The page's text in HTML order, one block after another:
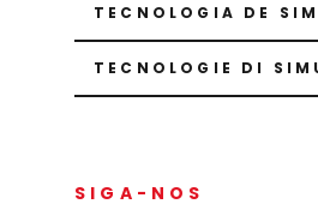
TECNOLOGIA DE
TECNOLOGIE DI
SIGA-NOS